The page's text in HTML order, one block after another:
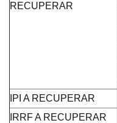
RECUPERAR
IPI A RECUPERAR
IRRF A RECUPERAR